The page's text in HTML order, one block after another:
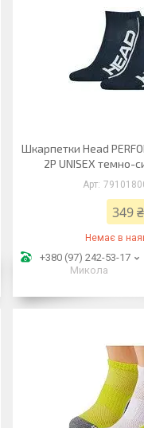
Шкарпетки Head
2P UNISEX темно-
349 ₴
Немає в
+380 (97) 242-53-17
Микола